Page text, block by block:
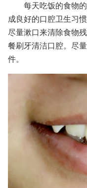
每天吃饭的食物
成良好的口腔卫生习
尽量漱口来清除食物
餐刷牙清洁口腔。尽
件。